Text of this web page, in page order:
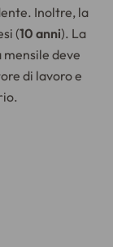
Inoltre, la
(10 anni). La
deve
di lavoro e